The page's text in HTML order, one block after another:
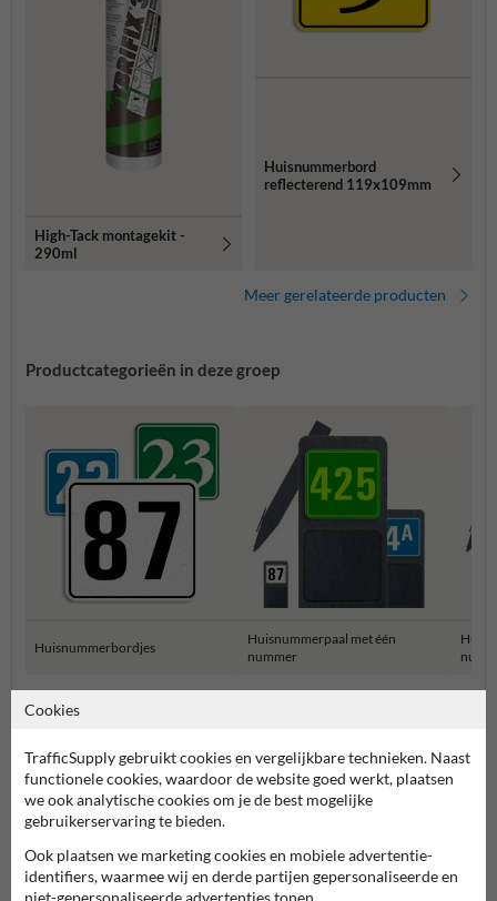
High-Tack montagekit -
290ml
Huisnummerbord
reflecterend 119x109mm
Meer gerelateerde producten
Productcategorieën in deze groep
Huisnummerbordjes
Huisnummerpaal met één
nummer
Cookies
TrafficSupply gebruikt cookies en vergelijkbare technieken. Naast
functionele cookies, waardoor de website goed werkt, plaatsen
we ook analytische cookies om je de best mogelijke
gebruikerservaring te bieden.
Ook plaatsen we marketing cookies en mobiele advertentie-
identifiers, waarmee wij en derde partijen gepersonaliseerde en
niet-gepersonaliseerde advertenties tonen